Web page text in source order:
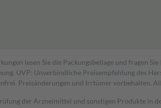
lesen Sie die Packungsbeilage und fragen
UVP: Unverbindliche Preisempfehlung des
Preisänderungen und Irrtümer vorbehalten.
der Arzneimittel und sonstigen Produkte in